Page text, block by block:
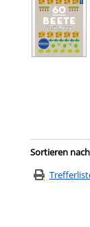
Zu den
Sortieren nach